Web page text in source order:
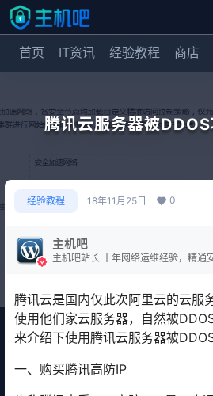
首页 IT资讯 经验教程 商店
腾讯云服务器被
经验教程 18年11月25日 0
主机吧
主机吧站长 十年网络运维经验，精通安
腾讯云是国内仅此次阿里云的云服
使用他们家云服务器，自然被
来介绍下使用腾讯云服务器被
一、购买腾讯高防IP